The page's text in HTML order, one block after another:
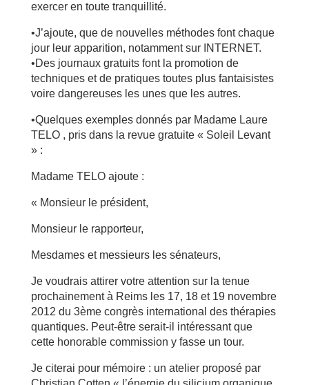
exercer en toute tranquillité.
•J’ajoute, que de nouvelles méthodes font chaque
jour leur apparition, notamment sur INTERNET.
•Des journaux gratuits font la promotion de
techniques et de pratiques toutes plus fantaisistes
voire dangereuses les unes que les autres.
•Quelques exemples donnés par Madame Laure
TELO , pris dans la revue gratuite « Soleil Levant
» :
Madame TELO ajoute :
« Monsieur le président,
Monsieur le rapporteur,
Mesdames et messieurs les sénateurs,
Je voudrais attirer votre attention sur la tenue
prochainement à Reims les 17, 18 et 19 novembre
2012 du 3ème congrès international des thérapies
quantiques. Peut-être serait-il intéressant que
cette honorable commission y fasse un tour.
Je citerai pour mémoire : un atelier proposé par